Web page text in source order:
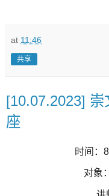
at 11:46
共享
[10.07.2023]
座
时间：
对象